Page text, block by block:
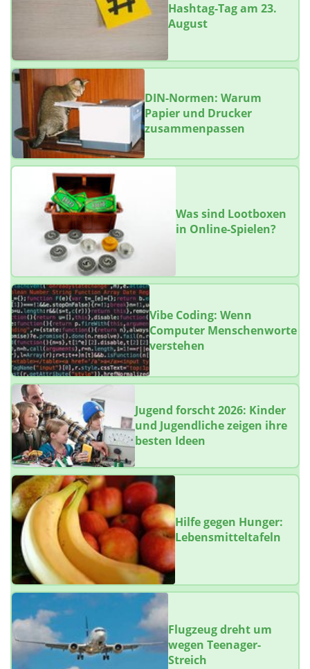
Hashtag-Tag am 23.
August
DIN-Normen: Warum
Papier und Drucker
zusammenpassen
Was sind Lootboxen
in Online-Spielen?
Vibe Coding: Wenn
Computer Menschenworte
verstehen
Jugend forscht 2026: Kinder
und Jugendliche zeigen ihre
besten Ideen
Hilfe gegen Hunger:
Lebensmitteltafeln
Flugzeug dreht um
wegen Teenager-
Streich